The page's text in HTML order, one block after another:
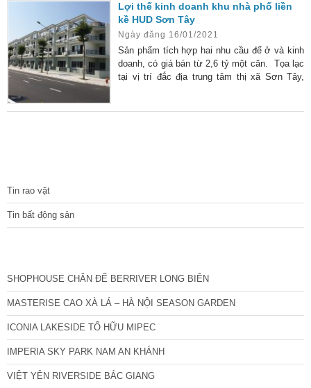
Lợi thế kinh doanh khu nhà phố liền
kề HUD Sơn Tây
Ngày đăng 16/01/2021
Sản phẩm tích hợp hai nhu cầu để ở và kinh
doanh, có giá bán từ 2,6 tỷ một căn. Tọa lạc
tại vị trí đắc địa trung tâm thị xã Sơn Tây,
Tin rao vặt
Tin bất động sản
SHOPHOUSE CHÂN ĐẾ BERRIVER LONG BIÊN
MASTERISE CAO XÀ LÁ – HÀ NỘI SEASON GARDEN
ICONIA LAKESIDE TỐ HỮU MIPEC
IMPERIA SKY PARK NAM AN KHÁNH
VIỆT YÊN RIVERSIDE BẮC GIANG